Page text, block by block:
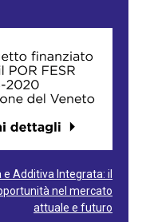
e Additiva Integrata: il
nel mercato
attuale e futuro